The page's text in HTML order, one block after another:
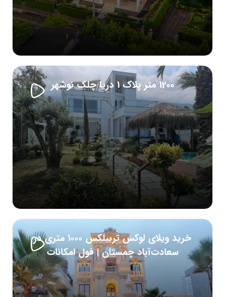
1200 متر پلاک 1 دریا چلک نوشهر
خرید ویلای لوکس تریبلکس ۱۰۰۰ متری در
سعادت‌آباد چمستان | فول امکانات